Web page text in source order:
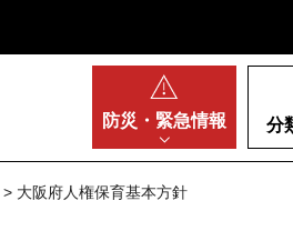
防災・ 緊急情報 分
> 大阪府人権保育基本方針